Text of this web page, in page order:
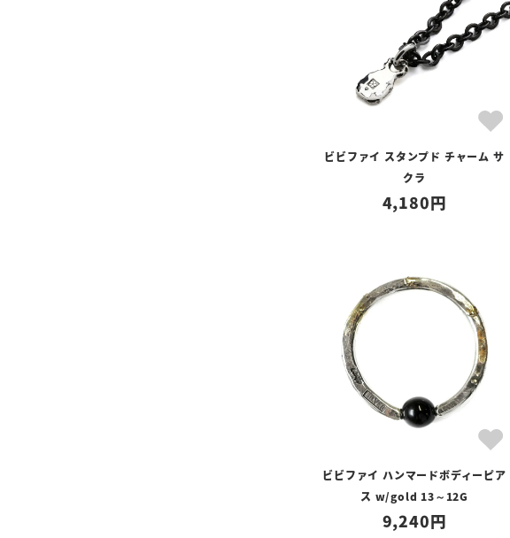
ビビファイ スタンプド チャーム サ
クラ
4,180
ビビファイ ハンマードボディーピア
ス w/gold 13～12G
9,240